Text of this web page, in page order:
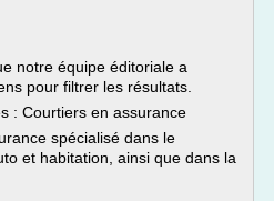
notre équipe éditoriale a
pour filtrer les résultats.
: Courtiers en assurance
spécialisé dans le
et habitation, ainsi que dans la